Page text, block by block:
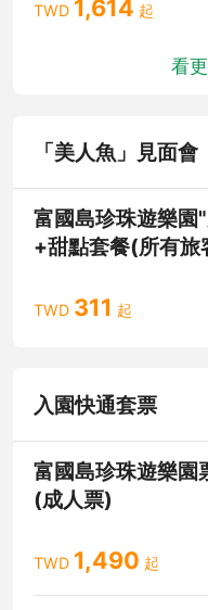
TWD 1,614 起
看
「美人魚」見面會
富國島珍珠遊樂園
+甜點套餐(所有旅
TWD 311 起
入園快通套票
富國島珍珠遊樂園
(成人票)
TWD 1,490 起